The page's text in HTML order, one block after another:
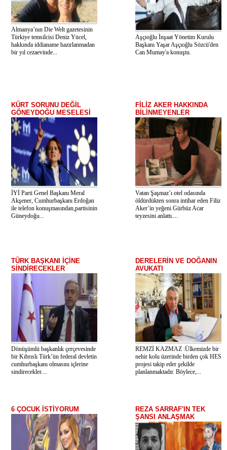
Almanya’nın Die Welt gazetesinin
Türkiye temsilcisi Deniz Yücel,
hakkında iddianame hazırlanmadan
bir yıl cezaevinde...
Aşçıoğlu İnşaat Yönetim Kurulu
Başkanı Yaşar Aşçıoğlu Sözcü'den
Can Mumay'a konuştu.
KÜRT SORUNU DEĞİL
GÖNEYDOĞU MESELESİ
İYİ Parti Genel Başkanı Meral
Akşener, Cumhurbaşkanı Erdoğan
ile telefon konuşmasından,partisinin
Güneydoğu...
FİLİZ AKER HAKKINDA
BİLİNMEYENLER
Vatan Şaşmaz’ı otel odasında
öldürdükten sonra intihar eden Filiz
Aker’in yeğeni Gürbüz Acar
teyzesini anlattı....
TÜRK BAŞKANI İÇİNE
SİNDİRECEKLER
Dönüşümlü başkanlık çerçevesinde
bir Kıbrıslı Türk’ün federal devletin
cumhurbaşkanı olmasını içlerine
sindirecekler....
DERELERİN VE DOĞANIN
AVUKATI
REMZİ KAZMAZ :Ülkemizde bir
nehir kolu üzerinde birden çok HES
projesi takip eder şekilde
planlanmaktadır. Böylece,...
6 ÇOCUK İSTİYORUM
REZA SARRAF'IN TEK
ŞANSI ANLAŞMAK